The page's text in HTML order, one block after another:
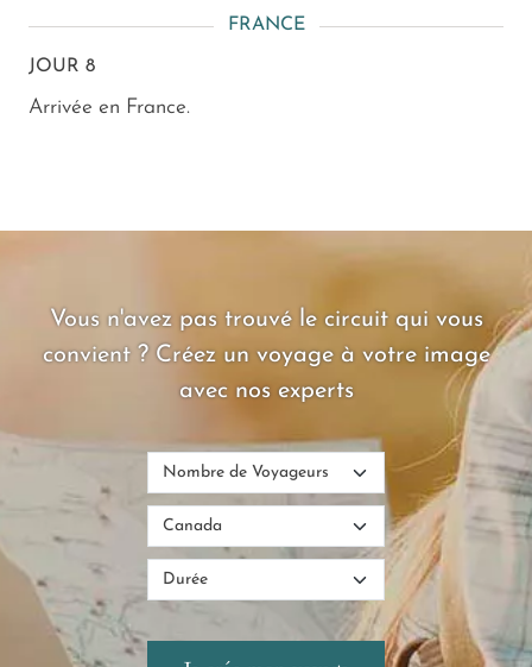
FRANCE
JOUR 8
Arrivée en France.
Vous n'avez pas trouvé le circuit qui vous
convient ? Créez un voyage à votre image
avec nos experts